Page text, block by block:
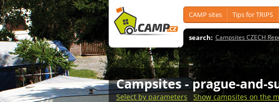
CAMP sites Tips for TRIPS
search: Campsites CZECH
Campsites - prague-and-
Select by parameters Show campsites on the